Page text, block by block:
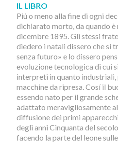
IL LIBRO
Piú o meno alla fine di ogni
dichiarato morto, da quando è
dicembre 1895. Gli stessi
diedero i natali dissero che si
senza futuro» e lo dissero
evoluzione tecnologica di cui
interpreti in quanto
macchine da ripresa. Cosí il
essendo nato per il grande
adattato meravigliosamente
diffusione dei primi
degli anni Cinquanta del
facendo la parte del leone